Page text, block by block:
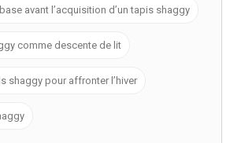
avant l’acquisition d’un tapis shaggy
comme descente de lit
shaggy pour affronter l’hiver